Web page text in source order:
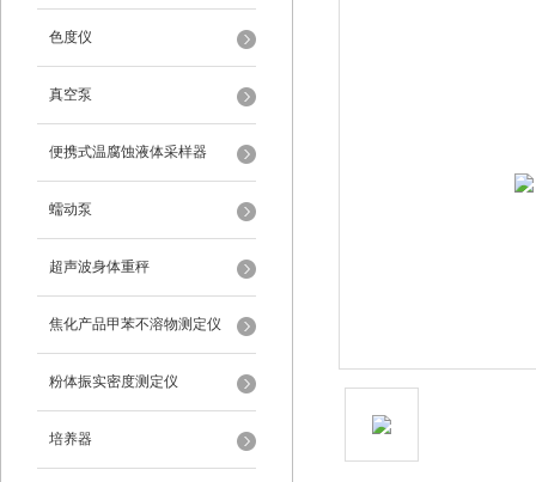
色度仪
真空泵
便携式温腐蚀液体采样器
蠕动泵
超声波身体重秤
焦化产品甲苯不溶物测定仪
粉体振实密度测定仪
培养器